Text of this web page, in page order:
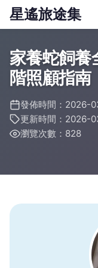
星遙旅途集
家養蛇飼養
階照顧指南
發佈時間：2026-
更新時間：2026-
瀏覽次數：828